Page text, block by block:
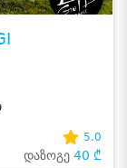
5.0
დაზოგე 40 ₾